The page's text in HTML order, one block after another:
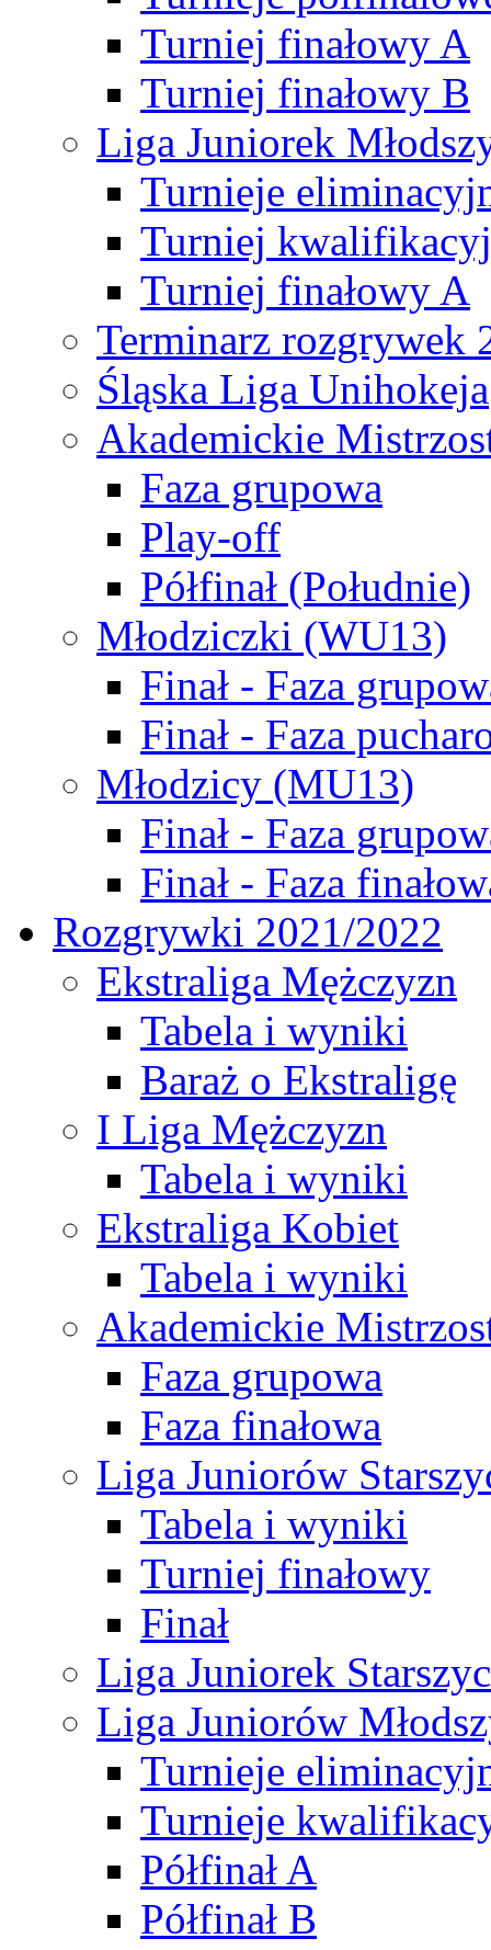
Turniej finałowy A
Turniej finałowy B
Liga Juniorek
Turnieje
Turniej
Turniej finałowy A
Terminarz rozgrywek
Śląska Liga Unihokeja
Akademickie
Faza grupowa
Play-off
Półfinał (Południe)
Młodziczki (WU13)
Finał - Faza
Finał - Faza
Młodzicy (MU13)
Finał - Faza
Finał - Faza
Rozgrywki 2021/2022
Ekstraliga Mężczyzn
Tabela i wyniki
Baraż o Ekstraligę
I Liga Mężczyzn
Tabela i wyniki
Ekstraliga Kobiet
Tabela i wyniki
Akademickie
Faza grupowa
Faza finałowa
Liga Juniorów
Tabela i wyniki
Turniej finałowy
Finał
Liga Juniorek
Liga Juniorów
Turnieje
Turnieje
Półfinał A
Półfinał B